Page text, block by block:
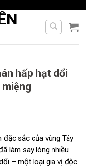
hấp hạt dổi
đặc sắc của vùng Tây
làm say lòng nhiều
– một loại gia vị độc